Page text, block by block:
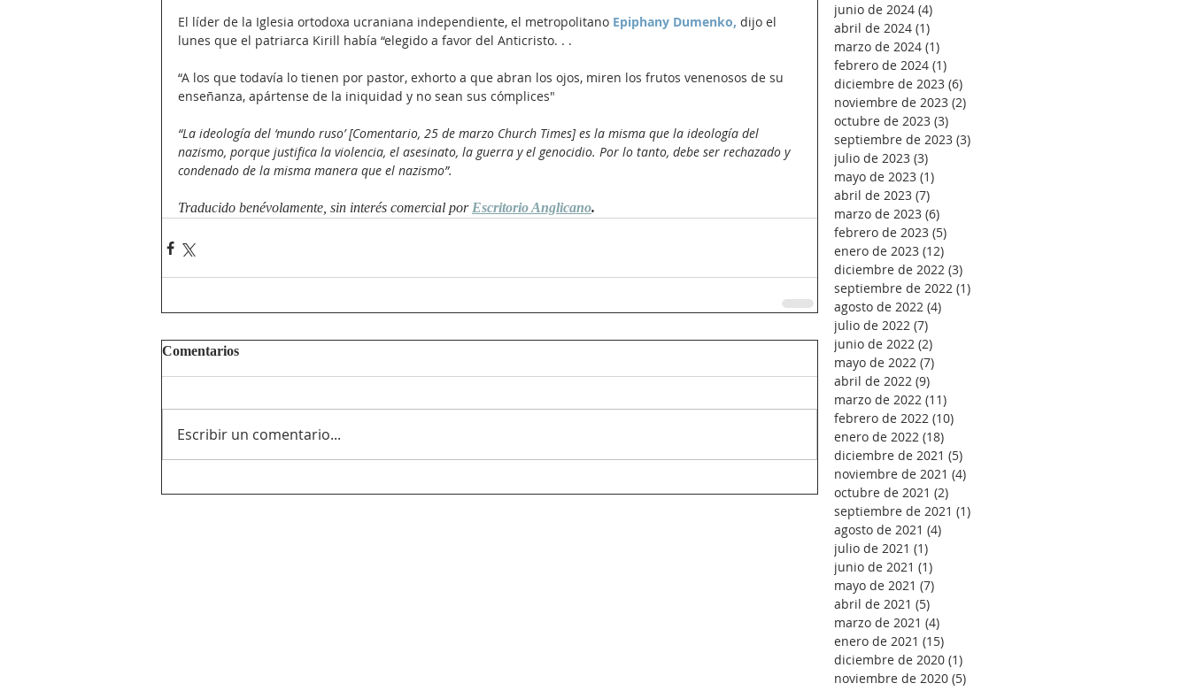
El líder de la Iglesia ortodoxa ucraniana independiente, el metropolitano Epiphany Dumenko, dijo el
lunes que el patriarca Kirill había “elegido a favor del Anticristo. . .
“A los que todavía lo tienen por pastor, exhorto a que abran los ojos, miren los frutos venenosos de su
enseñanza, apártense de la iniquidad y no sean sus cómplices"
“La ideología del ‘mundo ruso’ [Comentario, 25 de marzo Church Times] es la misma que la ideología del
nazismo, porque justifica la violencia, el asesinato, la guerra y el genocidio. Por lo tanto, debe ser rechazado y
condenado de la misma manera que el nazismo”.
Traducido benévolamente, sin interés comercial por Escritorio Anglicano.
Comentarios
Escribir un comentario...
junio de 2024 (4)
abril de 2024 (1)
marzo de 2024 (1)
febrero de 2024 (1)
diciembre de 2023 (6)
noviembre de 2023 (2)
octubre de 2023 (3)
septiembre de 2023 (3)
julio de 2023 (3)
mayo de 2023 (1)
abril de 2023 (7)
marzo de 2023 (6)
febrero de 2023 (5)
enero de 2023 (12)
diciembre de 2022 (3)
septiembre de 2022 (1)
agosto de 2022 (4)
julio de 2022 (7)
junio de 2022 (2)
mayo de 2022 (7)
abril de 2022 (9)
marzo de 2022 (11)
febrero de 2022 (10)
enero de 2022 (18)
diciembre de 2021 (5)
noviembre de 2021 (4)
octubre de 2021 (2)
septiembre de 2021 (1)
agosto de 2021 (4)
julio de 2021 (1)
junio de 2021 (1)
mayo de 2021 (7)
abril de 2021 (5)
marzo de 2021 (4)
enero de 2021 (15)
diciembre de 2020 (1)
noviembre de 2020 (5)